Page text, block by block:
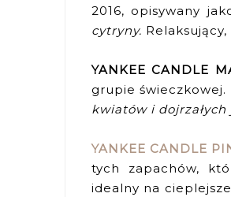
2016, opisywany
cytryny.
YANKEE CANDLE
grupie
kwiatów i dojrzałych
YANKEE CANDLE
tych zapachów,
idealny na